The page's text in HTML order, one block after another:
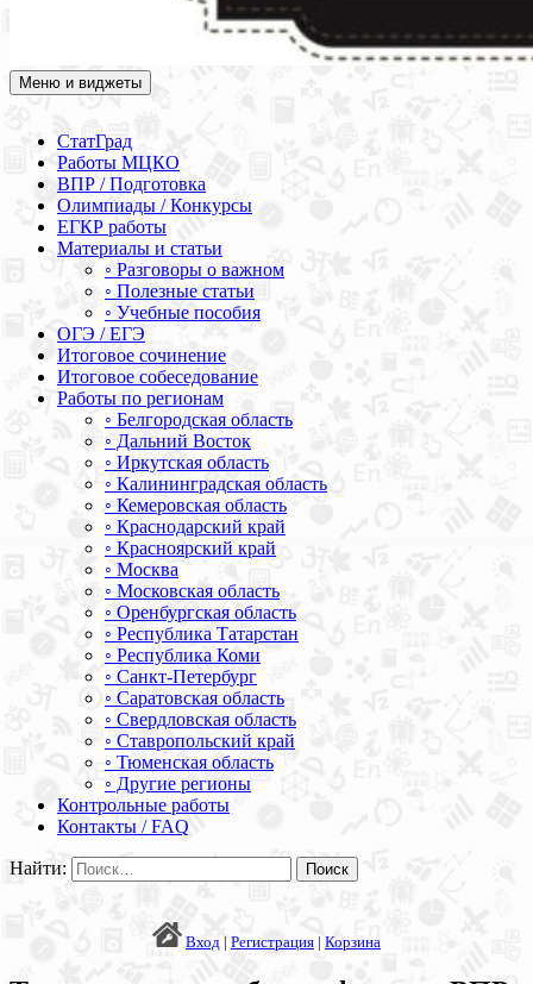
Академия СОВА
Подготовка к ЕГЭ, ОГЭ, ВПР, МЦКО, СтатГрад, КДР, ВОШ,
Меню и виджеты
СтатГрад
Работы МЦКО
ВПР / Подготовка
Олимпиады / Конкурсы
ЕГКР работы
Материалы и статьи
◦ Разговоры о важном
◦ Полезные статьи
◦ Учебные пособия
ОГЭ / ЕГЭ
Итоговое сочинение
Итоговое собеседование
Работы по регионам
◦ Белгородская область
◦ Дальний Восток
◦ Иркутская область
◦ Калининградская область
◦ Кемеровская область
◦ Краснодарский край
◦ Красноярский край
◦ Москва
◦ Московская область
◦ Оренбургская область
◦ Республика Татарстан
◦ Республика Коми
◦ Санкт-Петербург
◦ Саратовская область
◦ Свердловская область
◦ Ставропольский край
◦ Тюменская область
◦ Другие регионы
Контрольные работы
Контакты / FAQ
Найти:
Вход | Регистрация | Корзина